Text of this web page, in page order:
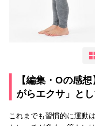
【編集・Oの感
がらエクサ」と
これまでも習慣的に運動